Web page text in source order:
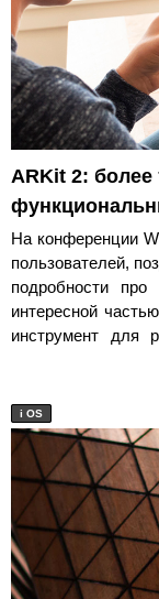
ARKit 2:
На конференции
пользователей,
подробности
интересной
инструмент для
i OS